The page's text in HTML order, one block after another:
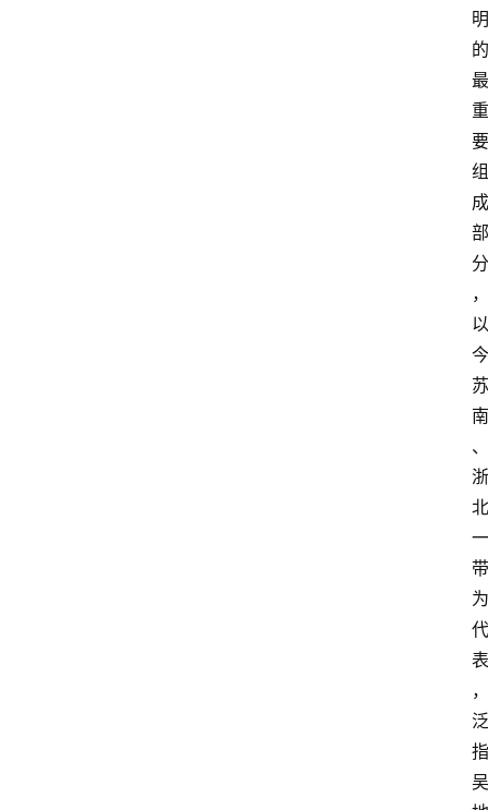
明
的
最
重
要
组
成
部
分
，
以
今
苏
南
、
浙
北
一
带
为
代
表
，
泛
指
吴